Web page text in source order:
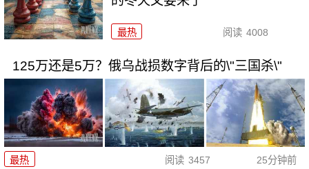
最热 阅读 4008
125万还是5万？俄乌战损数字背后的\"三国杀\"
最热 阅读 3457 25分钟前